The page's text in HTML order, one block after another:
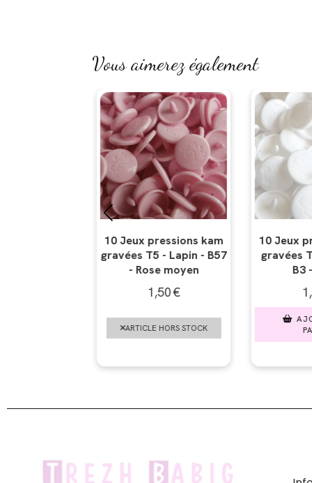
Vous aimerez également
10 Jeux pressions kam
gravées T5 - Ourson -
B3 - Blanc
AJOUTER AU
PANIER
10 Jeux
gravées T5 -
- Rose
AJOUTER